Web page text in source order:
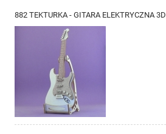
882 TEKTURKA - GITARA ELEKTRYCZNA 3D